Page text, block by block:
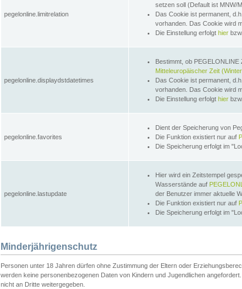
pegelonline.limitrelation
setzen soll (Default ist MNW/
Das Cookie ist permanent,
vorhanden. Das Cookie wird
Die Einstellung erfolgt hier
pegelonline.displaydstdatetimes
Bestimmt, ob PEGELONLINE
Mitteleuropäischer Zeit
Das Cookie ist permanent,
vorhanden. Das Cookie wird
Die Einstellung erfolgt hier
pegelonline.favorites
Dient der Speicherung von
Die Funktion existiert nur auf
Die Speicherung erfolgt im
pegelonline.lastupdate
Hier wird ein Zeitstempel
Wasserstände auf
der Benutzer immer aktuelle
Die Funktion existiert nur auf
Die Speicherung erfolgt im
Minderjährigenschutz
Personen unter 18 Jahren dürfen ohne Zustimmung der Eltern oder
werden keine personenbezogenen Daten von Kindern und Jugendlichen
nicht an Dritte weitergegeben.